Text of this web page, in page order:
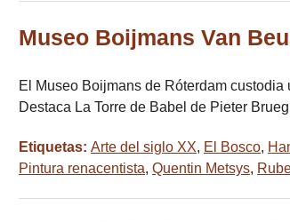
Museo Boijmans Van
El Museo Boijmans de Róterdam
Destaca La Torre de Babel de Pieter
Etiquetas: Arte del siglo XX, El Bosco,
Pintura renacentista, Quentin Metsys,